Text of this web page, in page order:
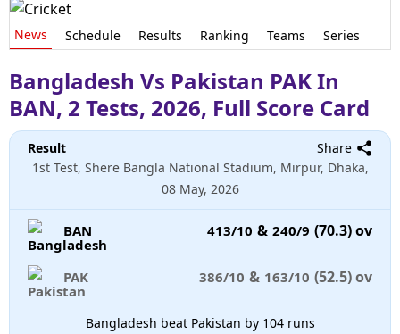
News Schedule Results Ranking Teams Series
Bangladesh Vs Pakistan PAK In
BAN, 2 Tests, 2026, Full Score Card
Result
Share
1st Test, Shere Bangla National Stadium, Mirpur, Dhaka,
08 May, 2026
BAN 413/10 & 240/9 (70.3) ov
PAK 386/10 & 163/10 (52.5) ov
Bangladesh beat Pakistan by 104 runs